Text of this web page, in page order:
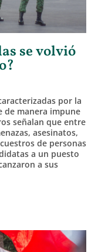
se volvió
por la
manera impune
señalan que entre
asesinatos,
de personas
a un puesto
a sus